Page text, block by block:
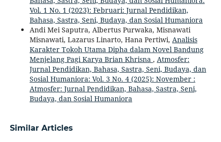
Vol. 1 No. 1 (2023): Februari: Jurnal Pendidikan,
Bahasa, Sastra, Seni, Budaya, dan Sosial Humaniora
Andi Mei Saputra, Albertus Purwaka, Misnawati
Misnawati, Lazarus Linarto, Hana Pertiwi, Analisis
Karakter Tokoh Utama Dipha dalam Novel Bandung
Menjelang Pagi Karya Brian Khrisna , Atmosfer:
Jurnal Pendidikan, Bahasa, Sastra, Seni, Budaya, dan
Sosial Humaniora: Vol. 3 No. 4 (2025): November :
Atmosfer: Jurnal Pendidikan, Bahasa, Sastra, Seni,
Budaya, dan Sosial Humaniora
Similar Articles